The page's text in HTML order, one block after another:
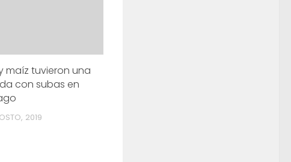
maíz tuvieron una
con subas en
2019